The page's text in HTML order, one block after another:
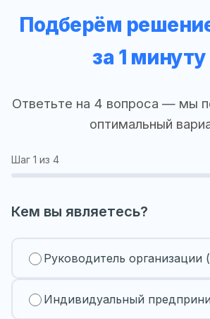
Подберём
за 1 минуту
Ответьте на 4 вопроса — мы
оптимальный
Шаг 1 из 4
Кем вы являетесь?
Руководитель
Индивидуальный